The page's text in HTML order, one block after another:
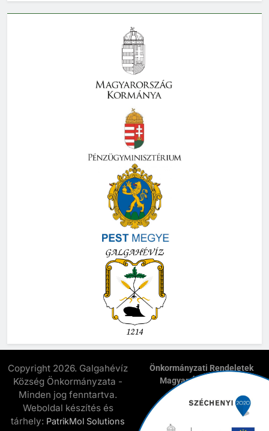
Copyright 2026. Galgahévíz
Község Önkormányzata -
Minden jog fenntartva.
Weboldal készítés és
tárhely: PatrikMol Solutions
Önkormányzati Rendeletek
Magyar Államkincstár
E-Önkormányzat
Elnyert Széchenyi 2020